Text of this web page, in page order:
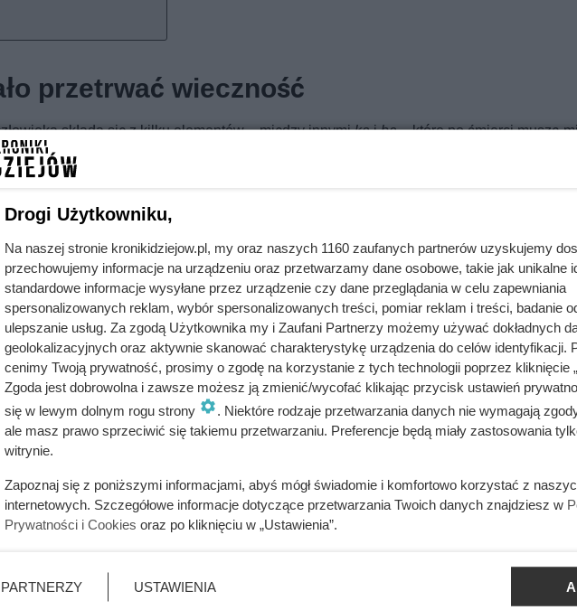
przetrwać wieczność
składa się z kilku elementów – między innymikaiba– które po śmierci muszą
dusza traciła dom, a człowiek skazany był na wieczną tułaczkę. Nic więc
stała się jednym z filarów egipskiej religii.
w dobrym stanie pojawiły się już około 2800 roku p.n.e. Początkowo to natura
zwłoki, zapobiegając ich rozkładowi. Z czasem Egipcjanie zaczęli świadomie
o głowie szakala uznawany był za wynalazcę mumifikacji, a kapłan pełniący tę
Zgodnie z mitem, to właśnie Anubis zabalsamował ciało boga Ozyrysa, dając początek
praktyk starożytności.
„Serce Oceanu”, ale ten diament istnieje naprawdę. Ważył 112 karatów i niszczył
zabawkę i przekazywali z rąk do rąk. Niewiarygodne losy słynnej skandalistki
Drogi Użytkowniku,
Na naszej stronie kronikidziejow.pl, my oraz naszych 1160 zaufanych partnerów uzyskujemy
przechowujemy informacje na urządzeniu oraz przetwarzamy dane osobowe, takie jak unikalne
standardowe informacje wysyłane przez urządzenie czy dane przeglądania w celu zapewniania
spersonalizowanych reklam, wybór spersonalizowanych treści, pomiar reklam i treści, badanie
ulepszanie usług. Za zgodą Użytkownika my i Zaufani Partnerzy możemy używać dokładnych
geolokalizacyjnych oraz aktywnie skanować charakterystykę urządzenia do celów identyfikacji.
cenimy Twoją prywatność, prosimy o zgodę na korzystanie z tych technologii poprzez kliknięcie
Zgoda jest dobrowolna i zawsze możesz ją zmienić/wycofać klikając przycisk ustawień
się w lewym dolnym rogu strony
. Niektóre rodzaje przetwarzania danych nie wymagają
ale masz prawo sprzeciwić się takiemu przetwarzaniu. Preferencje będą miały zastosowania
witrynie.
Zapoznaj się z poniższymi informacjami, abyś mógł świadomie i komfortowo korzystać z
internetowych. Szczegółowe informacje dotyczące przetwarzania Twoich danych znajdziesz w
Prywatności i Cookies oraz po kliknięciu w „Ustawienia”.
PARTNERZY USTAWIENIA